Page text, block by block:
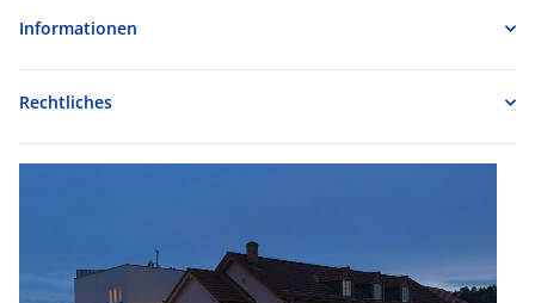
Informationen
Rechtliches